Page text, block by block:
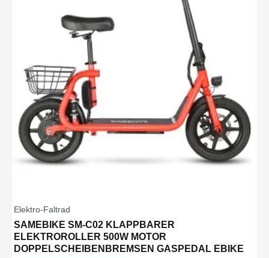
Elektro-Faltrad
SAMEBIKE SM-C02 KLAPPBARER
ELEKTROROLLER 500W MOTOR
DOPPELSCHEIBENBREMSEN GASPEDAL EBIKE